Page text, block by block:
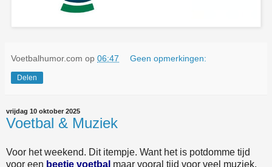
Voetbalhumor.com op 06:47 Geen opmerkingen:
Delen
vrijdag 10 oktober 2025
Voetbal & Muziek
Voor het weekend. Dit itempje. Want het is potdomme tijd
voor een beetje voetbal maar vooral tijd voor veel muziek.